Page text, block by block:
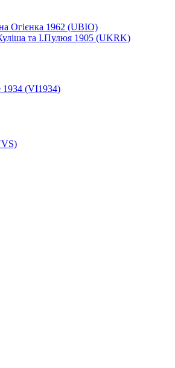
Огієнка 1962 (UBIO)
та І.Пулюя 1905 (UKRK)
1934 (VI1934)